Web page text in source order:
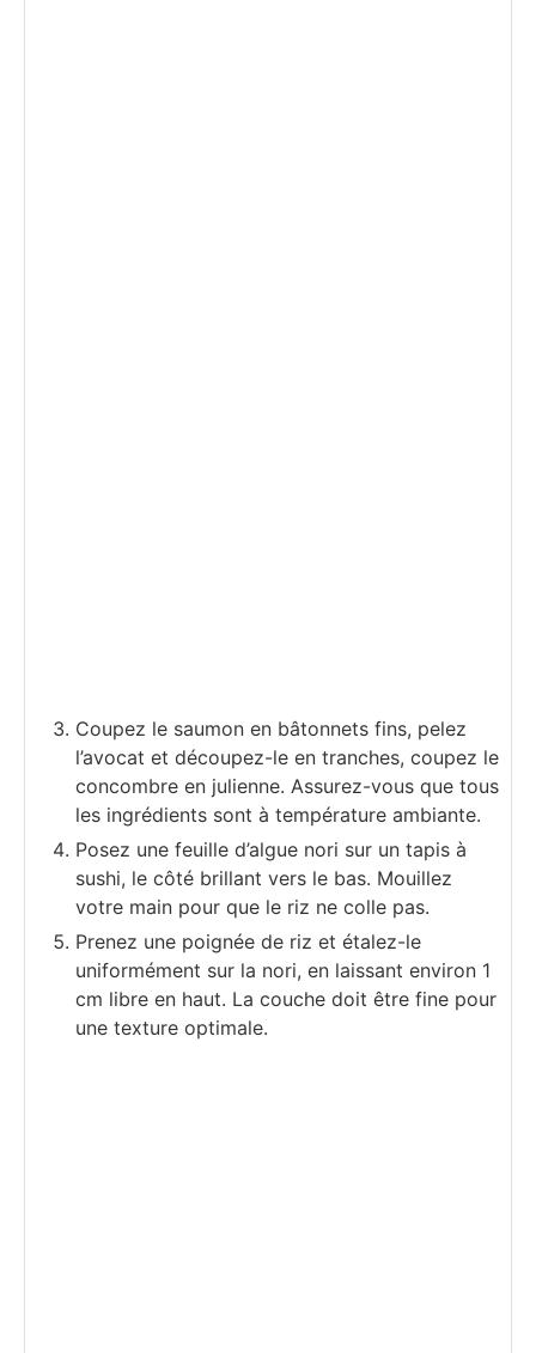
Coupez le saumon en bâtonnets fins, pelez
l’avocat et découpez-le en tranches, coupez le
concombre en julienne. Assurez-vous que tous
les ingrédients sont à température ambiante.
Posez une feuille d’algue nori sur un tapis à
sushi, le côté brillant vers le bas. Mouillez
votre main pour que le riz ne colle pas.
Prenez une poignée de riz et étalez-le
uniformément sur la nori, en laissant environ 1
cm libre en haut. La couche doit être fine pour
une texture optimale.